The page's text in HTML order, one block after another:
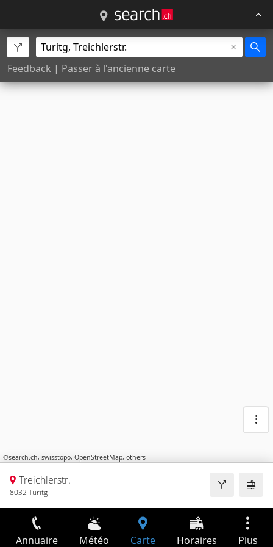
Feedback | Passer à l'ancienne carte
©search.ch, swisstopo, OpenStreetMap, others
Treichlerstr.
8032 Turitg
Annuaire Météo Carte Horaires Plus